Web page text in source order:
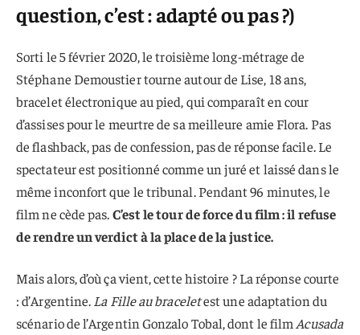
question, c’est : adapté ou pas ?)
Sorti le 5 février 2020, le troisième long-métrage de
Stéphane Demoustier tourne autour de Lise, 18 ans,
bracelet électronique au pied, qui comparaît en cour
d’assises pour le meurtre de sa meilleure amie Flora. Pas
de flashback, pas de confession, pas de réponse facile. Le
spectateur est positionné comme un juré et laissé dans le
même inconfort que le tribunal. Pendant 96 minutes, le
film ne cède pas.C’est le tour de force du film : il refuse
de rendre un verdict à la place de la justice.
Mais alors, d’où ça vient, cette histoire ? La réponse courte
: d’Argentine. La Fille au braceletest une adaptation du
scénario de l’Argentin Gonzalo Tobal, dont le film Acusada